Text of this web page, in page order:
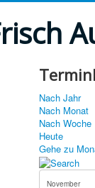
Nach Jahr
Nach Monat
Nach Woche
Heute
Gehe zu